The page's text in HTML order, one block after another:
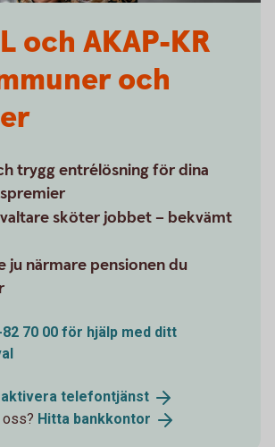
och AKAP-KR
och
trygg entrélösning för dina
sköter jobbet – bekvämt
ju närmare pensionen du
82 70 00 för hjälp med ditt
telefontjänst
Hitta bankkontor